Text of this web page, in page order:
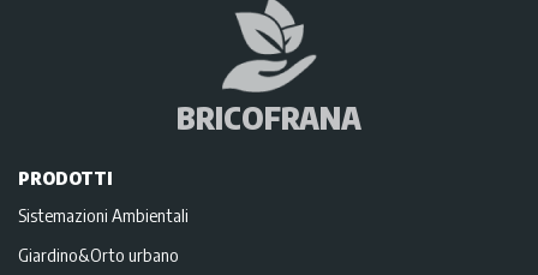
BRICOFRANA
PRODOTTI
Sistemazioni Ambientali
Giardino&Orto urbano